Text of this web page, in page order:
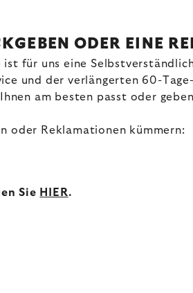
ODER EINE
für uns eine
und der verlängerten 60-
am besten passt oder
oder Reklamationen kümmern:
Sie HIER.